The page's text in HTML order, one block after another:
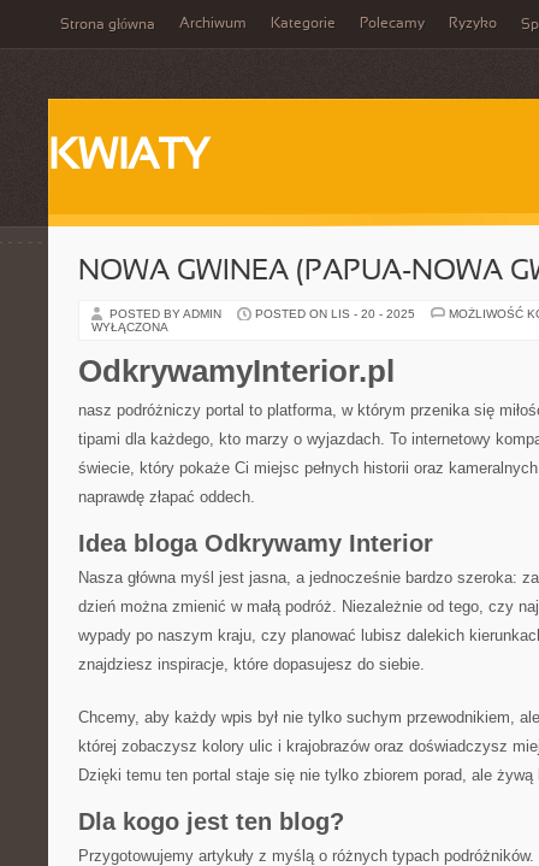
Strona główna Archiwum Kategorie Polecamy Ryzyko
KWIATY
NOWA GWINEA (PAPUA-NOWA
POSTED BY ADMIN POSTED ON LIS - 20 - 2025
MOŻLIWOŚĆ
WYŁĄCZONA
OdkrywamyInterior.pl
nasz podróżniczy portal to platforma, w którym przenika się
tipami dla każdego, kto marzy o wyjazdach. To internetowy
świecie, który pokaże Ci miejsc pełnych historii oraz
naprawdę złapać oddech.
Idea bloga Odkrywamy Interior
Nasza główna myśl jest jasna, a jednocześnie bardzo szeroka:
dzień można zmienić w małą podróż. Niezależnie od tego, czy
wypady po naszym kraju, czy planować lubisz dalekich
znajdziesz inspiracje, które dopasujesz do siebie.
Chcemy, aby każdy wpis był nie tylko suchym przewodnikiem,
której zobaczysz kolory ulic i krajobrazów oraz doświadczysz
Dzięki temu ten portal staje się nie tylko zbiorem porad, ale żywą
Dla kogo jest ten blog?
Przygotowujemy artykuły z myślą o różnych typach